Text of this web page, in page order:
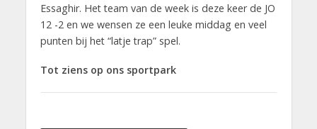
Essaghir. Het team van de week is deze keer de JO
12 -2 en we wensen ze een leuke middag en veel
punten bij het “latje trap” spel.
Tot ziens op ons sportpark